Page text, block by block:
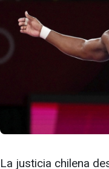
La justicia chilena